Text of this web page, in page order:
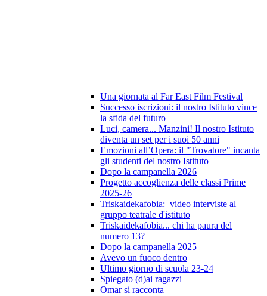
Una giornata al Far East Film Festival
Successo iscrizioni: il nostro Istituto vince
la sfida del futuro
Luci, camera... Manzini! Il nostro Istituto
diventa un set per i suoi 50 anni
Emozioni all’Opera: il "Trovatore" incanta
gli studenti del nostro Istituto
Dopo la campanella 2026
Progetto accoglienza delle classi Prime
2025-26
Triskaidekafobia: video interviste al
gruppo teatrale d'istituto
Triskaidekafobia... chi ha paura del
numero 13?
Dopo la campanella 2025
Avevo un fuoco dentro
Ultimo giorno di scuola 23-24
Spiegato (d)ai ragazzi
Omar si racconta